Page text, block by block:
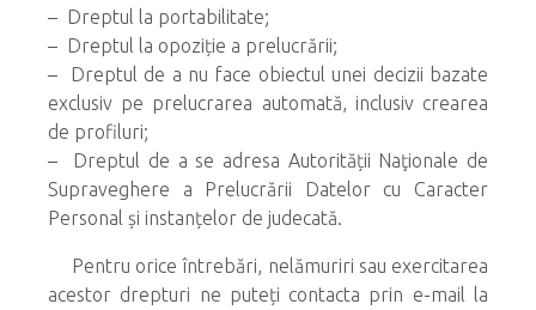
– Dreptul la portabilitate;
– Dreptul la opoziție a prelucrării;
– Dreptul de a nu face obiectul unei decizii bazate
exclusiv pe prelucrarea automată, inclusiv crearea
de profiluri;
– Dreptul de a se adresa Autorității Naţionale de
Supraveghere a Prelucrării Datelor cu Caracter
Personal și instanțelor de judecată.
Pentru orice întrebări, nelămuriri sau exercitarea
acestor drepturi ne puteți contacta prin e-mail la